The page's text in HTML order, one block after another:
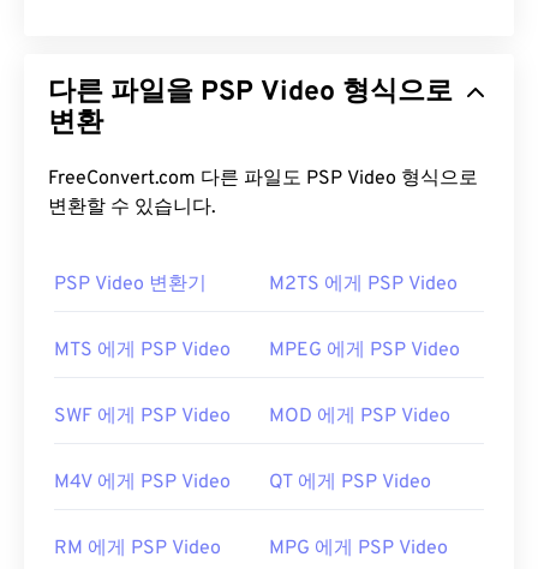
다른 파일을 PSP Video 형식으로
변환
FreeConvert.com 다른 파일도 PSP Video 형식으로
변환할 수 있습니다.
PSP Video 변환기 M2TS 에게 PSP Video
MTS 에게 PSP Video MPEG 에게 PSP Video
SWF 에게 PSP Video MOD 에게 PSP Video
M4V 에게 PSP Video QT 에게 PSP Video
RM 에게 PSP Video MPG 에게 PSP Video